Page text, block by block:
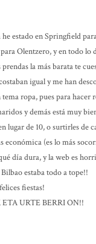
he estado en Springfield
Olentzero, y en todo lo
la más barata te
igual y me han
ropa, pues para hacer
y demás está muy
lugar de 10, o surtirles de
económica (es lo más
día dura, y la web es
estaba todo a tope!!
fiestas!
URTE BERRI ON!!